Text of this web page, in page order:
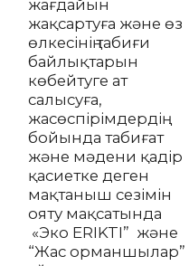
жағдайын
жақсартуға және өз
өлкесінің табиғи
байлықтарын
көбейтуге ат
салысуға,
жасөспірімдердің
бойында табиғат
және мәдени қадір
қасиетке деген
мақтаныш сезімін
ояту мақсатында
«Эко ERIKTI” және
“Жас орманшылар”